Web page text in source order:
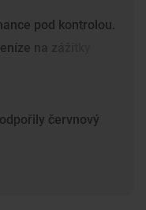
pod kontrolou.
na zážitky
červnový